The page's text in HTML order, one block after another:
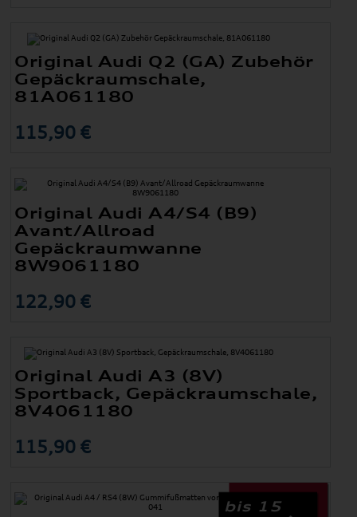
Original Audi Q2 (GA) Zubehör
Gepäckraumschale,
81A061180
115,90 €
Original Audi A4/S4 (B9)
Avant/Allroad
Gepäckraumwanne
8W9061180
122,90 €
Original Audi A3 (8V)
Sportback, Gepäckraumschale,
8V4061180
115,90 €
bis 15